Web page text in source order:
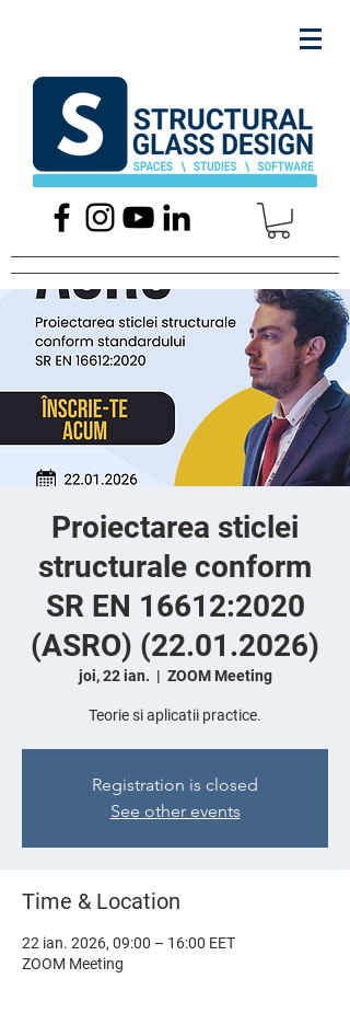
Proiectarea sticlei
structurale conform
SR EN 16612:2020
(ASRO) (22.01.2026)
joi, 22 ian.
  |
ZOOM Meeting
Teorie si aplicatii practice.
Registration is closed
See other events
Time & Location
22 ian. 2026, 09:00 – 16:00 EET
ZOOM Meeting